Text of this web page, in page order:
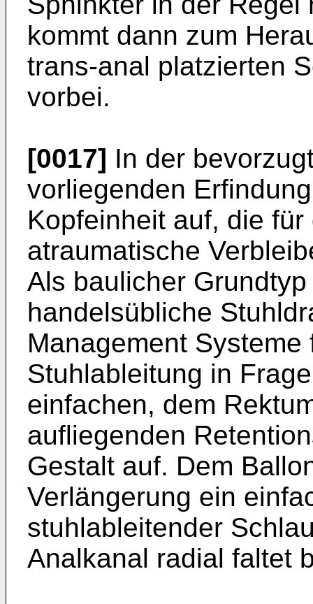
kommt dann zum
trans-anal platzierten
vorbei.
[0017] In der
vorliegenden
Kopfeinheit auf, die
atraumatische
Als baulicher
handelsübliche
Management
Stuhlableitung in
einfachen, dem
aufliegenden
Gestalt auf. Dem
Verlängerung ein
stuhlableitender
Analkanal radial faltet